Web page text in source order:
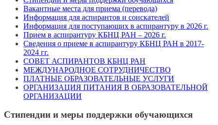
Вакантные места для приема (перевода)
Информация для аспирантов и соискателей
Информация для поступающих в аспирантуру в 2026 г.
Прием в аспирантуру КБНЦ РАН – 2026 г.
Сведения о приеме в аспирантуру КБНЦ РАН в 2017-
2024 гг.
СОВЕТ АСПИРАНТОВ КБНЦ РАН
МЕЖДУНАРОДНОЕ СОТРУДНИЧЕСТВО
ПЛАТНЫЕ ОБРАЗОВАТЕЛЬНЫЕ УСЛУГИ
ОРГАНИЗАЦИЯ ПИТАНИЯ В ОБРАЗОВАТЕЛЬНОЙ
ОРГАНИЗАЦИИ
Стипендии и меры поддержки обучающихся